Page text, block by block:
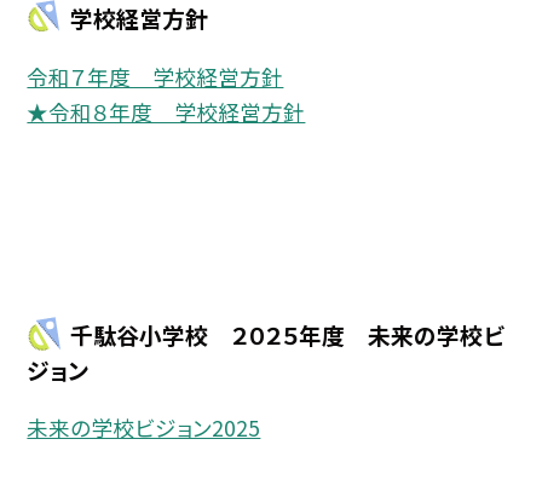
学校経営方針
令和７年度 学校経営方針
★令和８年度 学校経営方針
千駄谷小学校 ２０２５年度 未来の学校ビ
ジョン
未来の学校ビジョン2025